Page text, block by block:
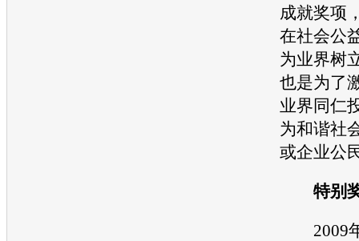
成就奖项
在社会公
为业界树
也是为了
业界同仁
为和谐社
或企业公
特别
2009年